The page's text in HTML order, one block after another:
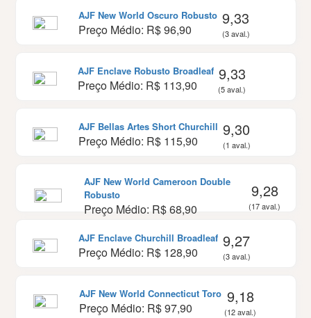
AJF New World Oscuro Robusto
Preço Médio: R$ 96,90
9,33
(3 aval.)
AJF Enclave Robusto Broadleaf
Preço Médio: R$ 113,90
9,33
(5 aval.)
AJF Bellas Artes Short Churchill
Preço Médio: R$ 115,90
9,30
(1 aval.)
AJF New World Cameroon Double
Robusto
Preço Médio: R$ 68,90
9,28
(17 aval.)
AJF Enclave Churchill Broadleaf
Preço Médio: R$ 128,90
9,27
(3 aval.)
AJF New World Connecticut Toro
Preço Médio: R$ 97,90
9,18
(12 aval.)